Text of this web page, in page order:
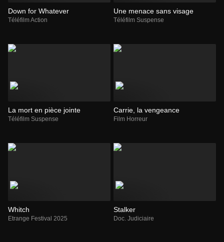
Down for Whatever
Téléfilm Action
Une menace sans visage
Téléfilm Suspense
La mort en pièce jointe
Téléfilm Suspense
Carrie, la vengeance
Film Horreur
Whitch
Etrange Festival 2025
Stalker
Doc. Judiciaire